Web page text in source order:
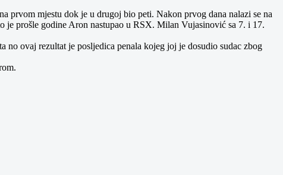
prvom mjestu dok je u drugoj bio peti. Nakon prvog dana nalazi se na
prošle godine Aron nastupao u RSX. Milan Vujasinović sa 7. i 17.
no ovaj rezultat je posljedica penala kojeg joj je dosudio sudac zbog